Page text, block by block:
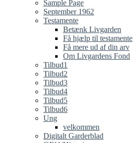
Sample Page
September 1962
Testamente
Betænk Livgarden
Få hjælp til testamente
Få mere ud af din arv
Om Livgardens Fond
Tilbud1
Tilbud2
Tilbud3
Tilbud4
Tilbud5
Tilbud6
Ung
velkommen
Digitalt Garderblad